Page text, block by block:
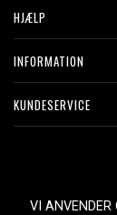
HJÆLP
INFORMATION
KUNDESERVICE
VI ANVENDER